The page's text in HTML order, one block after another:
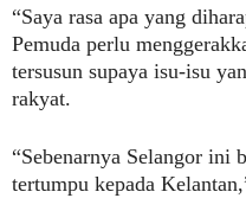
“Saya rasa apa yang
Pemuda perlu
tersusun supaya isu-isu
rakyat.
“Sebenarnya Selangor ini
tertumpu kepada